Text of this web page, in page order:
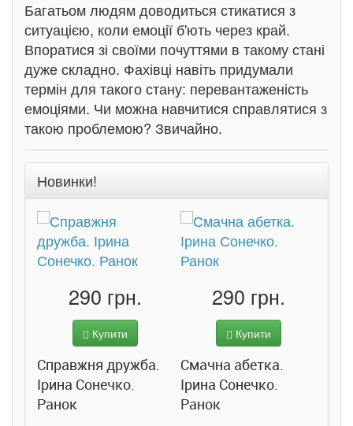
Багатьом людям доводиться стикатися з
ситуацією, коли емоції б'ють через край.
Впоратися зі своїми почуттями в такому стані
дуже складно. Фахівці навіть придумали
термін для такого стану: перевантаженість
емоціями. Чи можна навчитися справлятися з
такою проблемою? Звичайно.
Новинки!
290 грн.
Купити
Справжня дружба.
Ірина Сонечко.
Ранок
290 грн.
Купити
Смачна абетка.
Ірина Сонечко.
Ранок